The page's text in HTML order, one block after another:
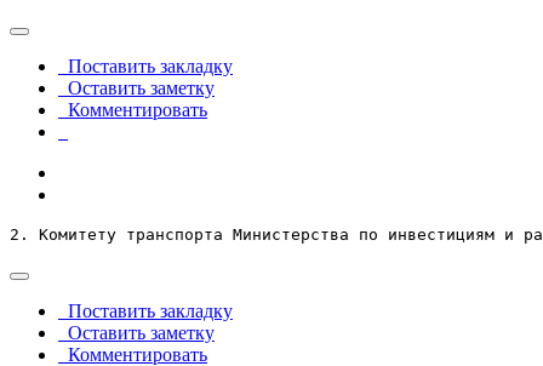
Поставить закладку
Оставить заметку
Комментировать
2. Комитету транспорта Министерства по инвестициям и
Поставить закладку
Оставить заметку
Комментировать